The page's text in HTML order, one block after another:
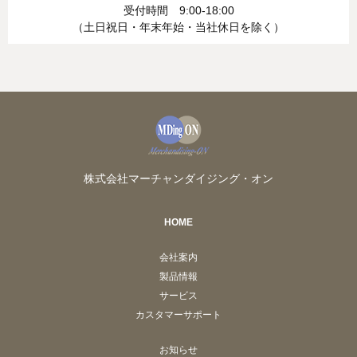
受付時間 9:00-18:00
（土日祝日・年末年始・当社休日を除く）
株式会社マーチャンダイジング・オン
HOME
会社案内
製品情報
サービス
カスタマーサポート
お知らせ